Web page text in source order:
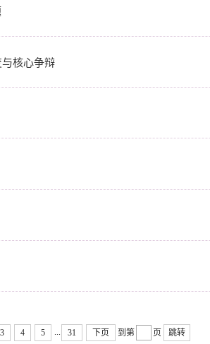
核心争辩
3 4 5 ... 31 下页 到第 页 跳转